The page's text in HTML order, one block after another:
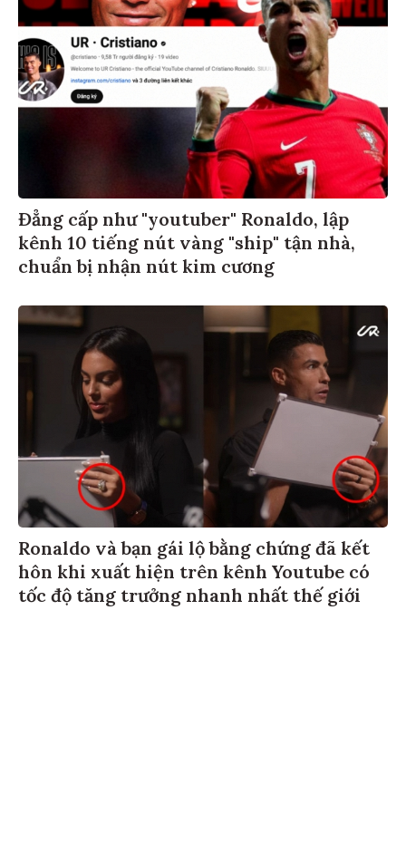
Đẳng cấp như "youtuber" Ronaldo, lập
kênh 10 tiếng nút vàng "ship" tận nhà,
chuẩn bị nhận nút kim cương
Ronaldo và bạn gái lộ bằng chứng đã kết
hôn khi xuất hiện trên kênh Youtube có
tốc độ tăng trưởng nhanh nhất thế giới